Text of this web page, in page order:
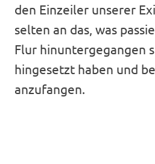
den Einzeiler unserer
selten an das, was
Flur hinuntergegangen
hingesetzt haben und
anzufangen.